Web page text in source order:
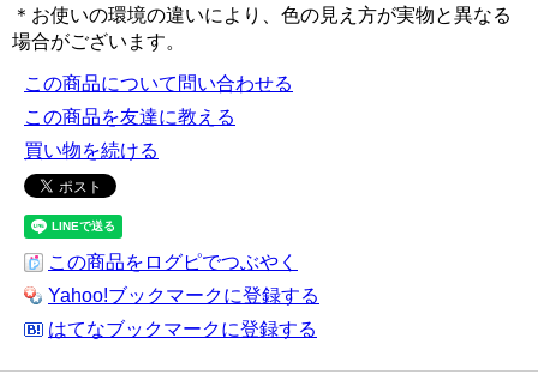
＊お使いの環境の違いにより、色の見え方が実物と異なる
場合がございます。
この商品について問い合わせる
この商品を友達に教える
買い物を続ける
この商品をログピでつぶやく
Yahoo!ブックマークに登録する
はてなブックマークに登録する